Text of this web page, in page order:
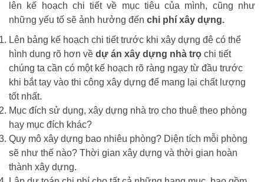
lên kế hoạch chi tiết về mục tiêu của mình, cũng như
những yếu tố sẽ ảnh hưởng đến chi phí xây dựng.
Lên bảng kế hoạch chi tiết trước khi xây dựng đê có thể
hình dung rõ hơn về dự án xây dựng nhà trọ chi tiết
chúng ta cần có một kế hoạch rõ ràng ngay từ đầu trước
khi bắt tay vào thi công xây dựng để mang lại chất lượng
tốt nhất.
Mục đích sử dụng, xây dựng nhà trọ cho thuê theo phòng
hay mục đích khác?
Quy mô xây dựng bao nhiêu phòng? Diện tích mỗi phòng
sẽ như thế nào? Thời gian xây dựng và thời gian hoàn
thành xây dựng.